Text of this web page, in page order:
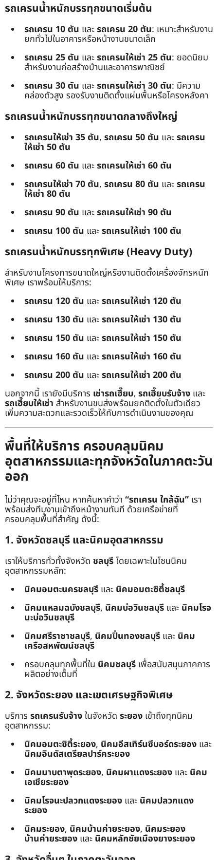
รถเครนน้ำหนักบรรทุกขนาดเริ่มต้น
รถเครน 10 ตัน และรถเครน 20 ตัน: เหมาะสำหรับงาน
ยกทั่วไปในอาคารหรือหน้างานขนาดเล็ก
รถเครน 25 ตัน และรถเครนให้เช่า 25 ตัน: ยอดนิยม
สำหรับงานก่อสร้างบ้านและอาคารพาณิชย์
รถเครน 30 ตัน และรถเครนให้เช่า 30 ตัน: มีความ
คล่องตัวสูง รองรับงานติดตั้งแผ่นพื้นหรือโครงหลังคา
รถเครนน้ำหนักบรรทุกขนาดกลางถึงใหญ่
รถเครนให้เช่า 35 ตัน, รถเครน 50 ตัน และรถเครน
ให้เช่า 50 ตัน
รถเครน 60 ตัน และรถเครนให้เช่า 60 ตัน
รถเครนให้เช่า 70 ตัน, รถเครน 80 ตัน และรถเครน
ให้เช่า 80 ตัน
รถเครน 90 ตัน และรถเครนให้เช่า 90 ตัน
รถเครน 100 ตัน และรถเครนให้เช่า 100 ตัน
รถเครนน้ำหนักบรรทุกพิเศษ (Heavy Duty)
สำหรับงานโครงการขนาดใหญ่หรืองานติดตั้งเครื่องจักรหนัก
พิเศษ เราพร้อมให้บริการ:
รถเครน 120 ตัน และรถเครนให้เช่า 120 ตัน
รถเครน 130 ตัน และรถเครนให้เช่า 130 ตัน
รถเครน 150 ตัน และรถเครนให้เช่า 150 ตัน
รถเครน 160 ตัน และรถเครนให้เช่า 160 ตัน
รถเครน 200 ตัน และรถเครนให้เช่า 200 ตัน
นอกจากนี้ เรายังมีบริการ เช่ารถเฮี๊ยบ, รถเฮี๊ยบรับจ้าง และ
รถเฮี๊ยบให้เช่า สำหรับงานขนส่งพร้อมยกติดตั้งในตัวเดียว
เพิ่มความสะดวกและรวดเร็วให้กับการดำเนินงานของคุณ
พื้นที่ให้บริการ ครอบคลุมนิคม
อุตสาหกรรมและทุกจังหวัดในภาคตะวัน
ออก
ไม่ว่าคุณจะอยู่ที่ไหน หากค้นหาคำว่า “รถเครน ใกล้ฉัน” เรา
พร้อมส่งทีมงานเข้าถึงหน้างานทันที ด้วยเครือข่ายที่
ครอบคลุมพื้นที่สำคัญ ดังนี้:
1. จังหวัดชลบุรี และนิคมอุตสาหกรรม
เราให้บริการทั่วทั้งจังหวัด ชลบุรีโดยเฉพาะในโซนนิคม
อุตสาหกรรมหลัก:
นิคมอมตะนครชลบุรี และ นิคมอมตะซิตี้ชลบุรี
นิคมแหลมฉบังชลบุรี, นิคมบ่อวินชลบุรี และ นิคมโรจ
นะบ่อวินชลบุรี
นิคมศรีราชาชลบุรี, นิคมปิ่นทองชลบุรี และ นิคม
เครือสหพัฒน์ชลบุรี
ครอบคลุมทุกพื้นที่ใน นิคมชลบุรี เพื่อสนับสนุนภาคการ
ผลิตอย่างเต็มที่
2. จังหวัดระยอง และเขตเศรษฐกิจพิเศษ
บริการ รถเครนรับจ้างในจังหวัด ระยอง เข้าถึงทุกนิคม
อุตสาหกรรม:
นิคมอมตะซิตี้ระยอง, นิคมอีสเทิร์นซีบอร์ดระยอง และ
นิคมอินดัสเตรียลปาร์คระยอง
นิคมมาบตาพุดระยอง, นิคมผาแดงระยอง และ นิคม
เอเชียระยอง
นิคมโรจนะปลวกแดงระยอง และ นิคมปลวกแดง
ระยอง
นิคมระยอง, นิคมบ้านค่ายระยอง, นิคมระยอง
บ้านค่ายระยอง และ นิคมหลักชัยเมืองยางระยอง